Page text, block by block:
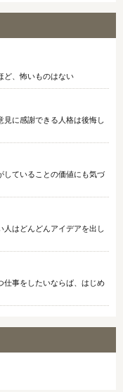
、怖いものはない
に感謝できる人格は後悔し
ていることの価値にも気づ
はどんどんアイデアを出し
事をしたいならば、はじめ